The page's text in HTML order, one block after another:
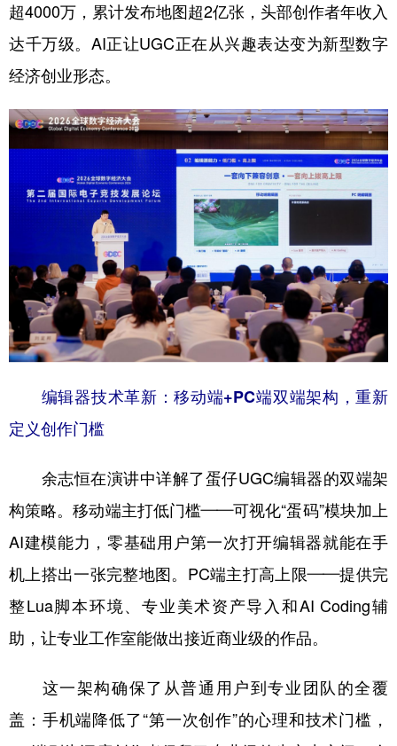
彩票 娱乐 时尚 悦读
公益 一带一路 亚太网 上市公司
文化产业
地方频道
北京 天津 河北 山西
上海
浙江
山东 河南 湖北 湖南
广东 广西 海南 重庆
多语种频道
English Español Français عربى
Português
超4000万，累计发布地图超2亿张，头部创作者年收入
达千万级。AI正让UGC正在从兴趣表达变为新型数字
经济创业形态。
编辑器技术革新：移动端+PC端双端架构，重新
定义创作门槛
余志恒在演讲中详解了蛋仔UGC编辑器的双端架
构策略。移动端主打低门槛——可视化“蛋码”模块加上
AI建模能力，零基础用户第一次打开编辑器就能在手
机上搭出一张完整地图。PC端主打高上限——提供完
整Lua脚本环境、专业美术资产导入和AI Coding辅
助，让专业工作室能做出接近商业级的作品。
这一架构确保了从普通用户到专业团队的全覆
盖：手机端降低了“第一次创作”的心理和技术门槛，